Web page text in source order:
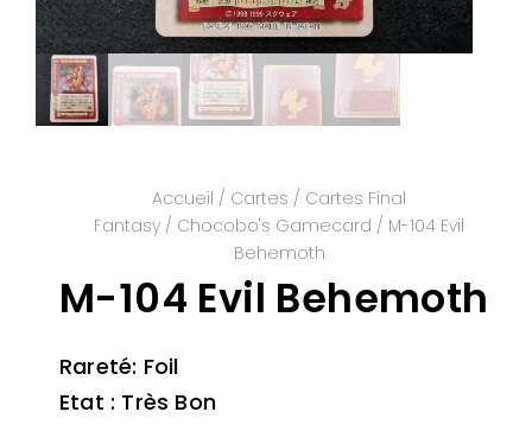
Accueil / Cartes / Cartes Final
Fantasy / Chocobo's Gamecard / M-104 Evil
Behemoth
M-104 Evil Behemoth
Rareté: Foil
Etat : Très Bon